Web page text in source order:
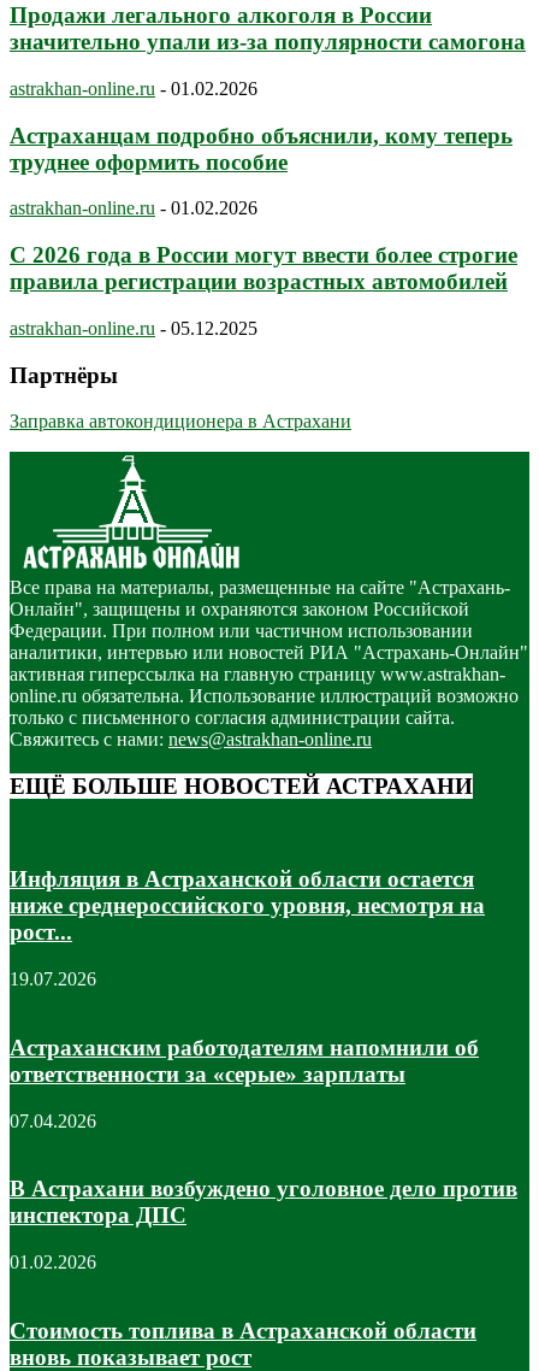
Продажи легального алкоголя в России
значительно упали из-за популярности самогона
astrakhan-online.ru - 01.02.2026
Астраханцам подробно объяснили, кому теперь
труднее оформить пособие
astrakhan-online.ru - 01.02.2026
С 2026 года в России могут ввести более строгие
правила регистрации возрастных автомобилей
astrakhan-online.ru - 05.12.2025
Партнёры
Заправка автокондиционера в Астрахани
Все права на материалы, размещенные на сайте "Астрахань-
Онлайн", защищены и охраняются законом Российской
Федерации. При полном или частичном использовании
аналитики, интервью или новостей РИА "Астрахань-Онлайн"
активная гиперссылка на главную страницу www.astrakhan-
online.ru обязательна. Использование иллюстраций возможно
только с письменного согласия администрации сайта.
Свяжитесь с нами: news@astrakhan-online.ru
ЕЩЁ БОЛЬШЕ НОВОСТЕЙ АСТРАХАНИ
Инфляция в Астраханской области остается
ниже среднероссийского уровня, несмотря на
рост...
19.07.2026
Астраханским работодателям напомнили об
ответственности за «серые» зарплаты
07.04.2026
В Астрахани возбуждено уголовное дело против
инспектора ДПС
01.02.2026
Стоимость топлива в Астраханской области
вновь показывает рост